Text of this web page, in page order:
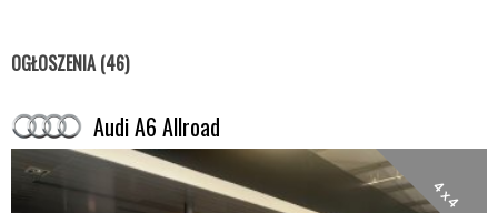
OGŁOSZENIA (46)
Audi A6 Allroad
4 x 4